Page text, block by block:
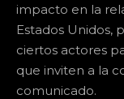
impacto en la
Estados Unidos,
ciertos actores
que inviten a la
comunicado.